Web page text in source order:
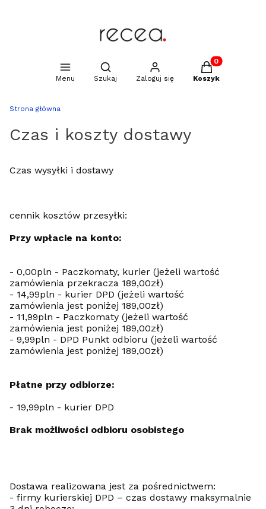
Menu
Otwórz wyszukiwarkę
Szukaj Zaloguj się
Produkty w
Koszyk
Strona główna
Czas i koszty dostawy
Czas wysyłki i dostawy
cennik kosztów przesyłki:
Przy wpłacie na konto:
- 0,00pln - Paczkomaty, kurier (jeżeli wartość
zamówienia przekracza 189,00zł)
- 14,99pln - kurier DPD (jeżeli wartość
zamówienia jest poniżej 189,00zł)
- 11,99pln - Paczkomaty (jeżeli wartość
zamówienia jest poniżej 189,00zł)
- 9,99pln - DPD Punkt odbioru (jeżeli wartość
zamówienia jest poniżej 189,00zł)
Płatne przy odbiorze:
- 19,99pln - kurier DPD
Brak możliwości odbioru osobistego
Dostawa realizowana jest za pośrednictwem:
- firmy kurierskiej DPD – czas dostawy maksymalnie